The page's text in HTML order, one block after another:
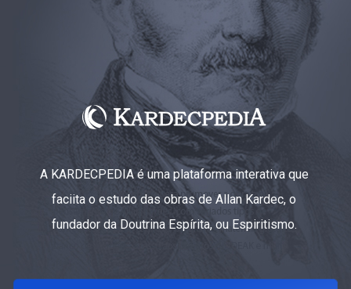
A KARDECPEDIA é uma plataforma interativa que
faciita o estudo das obras de Allan Kardec, o
fundador da Doutrina Espírita, ou Espiritismo.